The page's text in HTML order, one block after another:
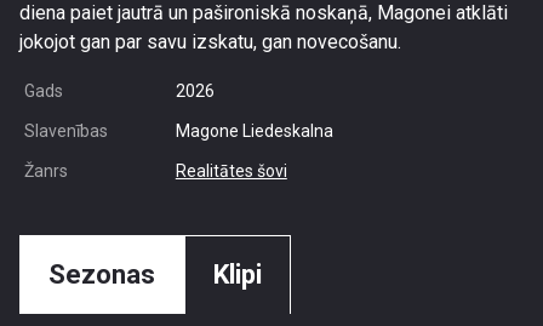
diena paiet jautrā un pašironiskā noskaņā, Magonei atklāti
jokojot gan par savu izskatu, gan novecošanu.
Gads 2026
Slavenības Magone Liedeskalna
Žanrs Realitātes šovi
Sezonas Klipi